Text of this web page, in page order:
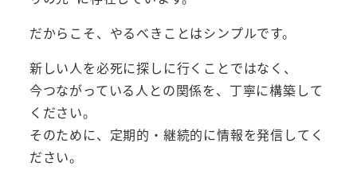
だからこそ、やるべきことはシンプルです。
新しい人を必死に探しに行くことではなく、
今つながっている人との関係を、丁寧に構築して
ください。
そのために、定期的・継続的に情報を発信してく
ださい。